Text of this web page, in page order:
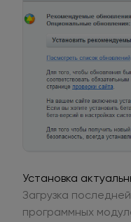
Установка
Загрузка
программных